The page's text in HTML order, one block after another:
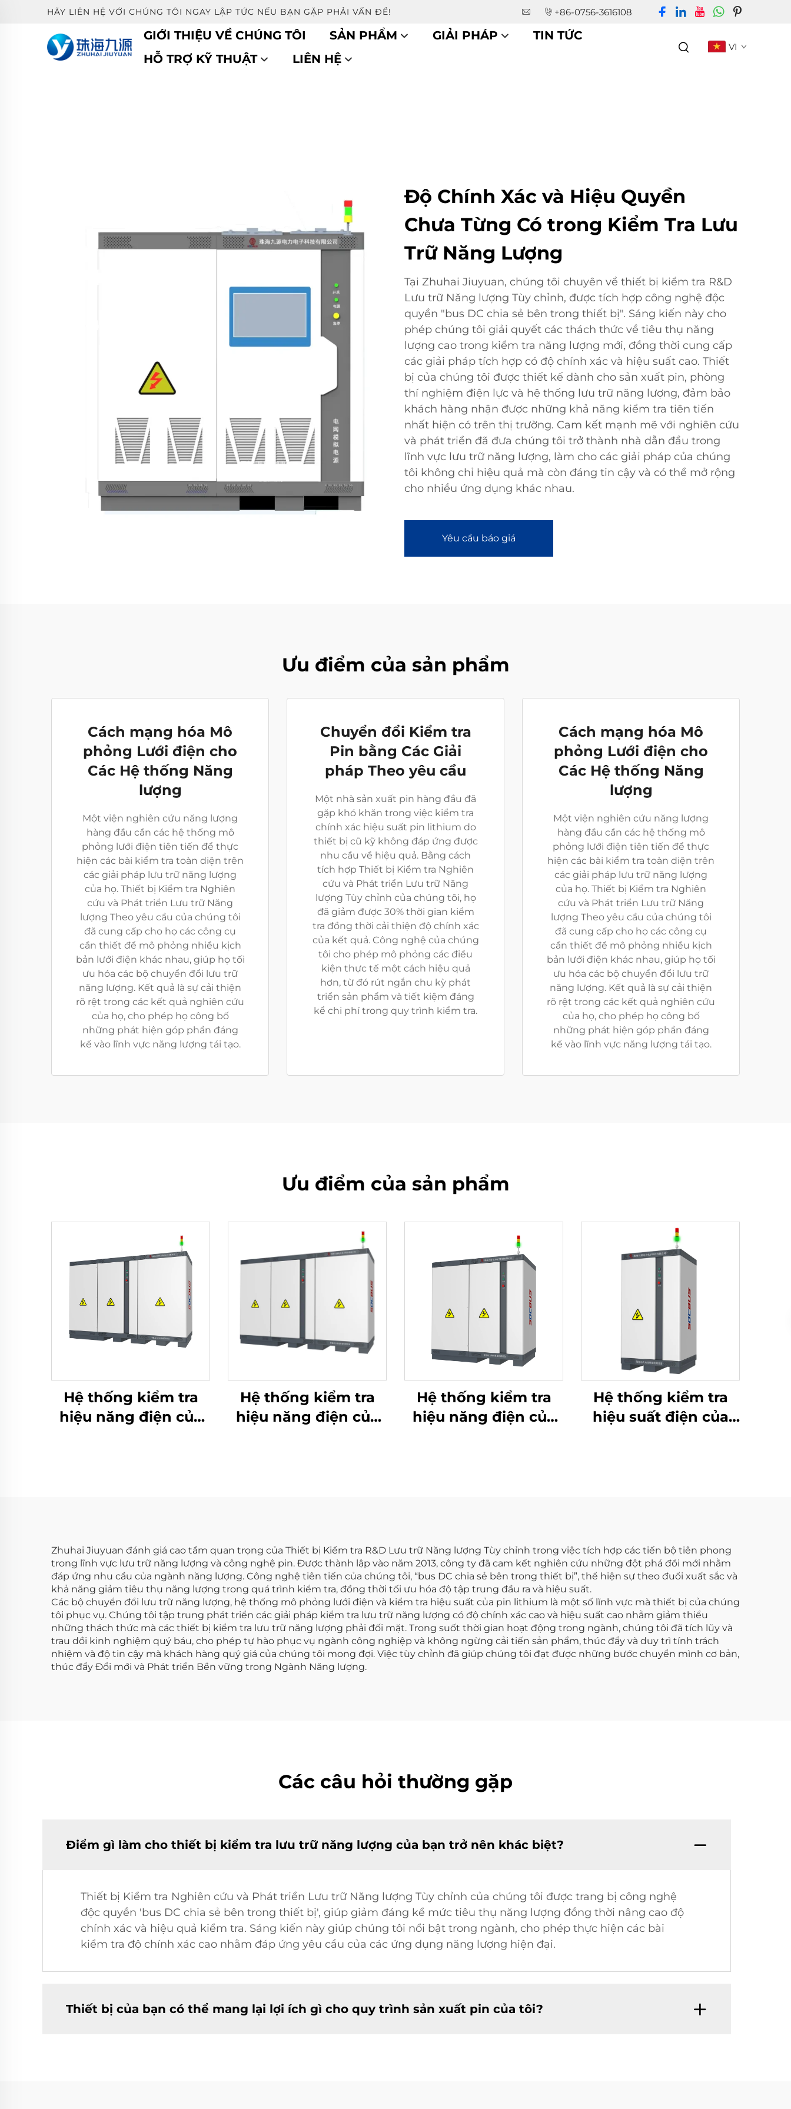
HÃY LIÊN HỆ VỚI CHÚNG TÔI NGAY LẬP TỨC NẾU BẠN GẶP PHẢI VẤN ĐỀ! +86-0756-3616108
GIỚI THIỆU VỀ CHÚNG TÔI SẢN PHẨM GIẢI PHÁP
TIN TỨC
HỖ TRỢ KỸ THUẬT
LIÊN HỆ
VI
Độ Chính Xác và Hiệu Quyền
Chưa Từng Có trong Kiểm Tra Lưu
Trữ Năng Lượng
Tại Zhuhai Jiuyuan, chúng tôi chuyên về thiết bị kiểm tra R&D
Lưu trữ Năng lượng Tùy chỉnh, được tích hợp công nghệ độc
quyền "bus DC chia sẻ bên trong thiết bị". Sáng kiến này cho
phép chúng tôi giải quyết các thách thức về tiêu thụ năng
lượng cao trong kiểm tra năng lượng mới, đồng thời cung cấp
các giải pháp tích hợp có độ chính xác và hiệu suất cao. Thiết
bị của chúng tôi được thiết kế dành cho sản xuất pin, phòng
thí nghiệm điện lực và hệ thống lưu trữ năng lượng, đảm bảo
khách hàng nhận được những khả năng kiểm tra tiên tiến
nhất hiện có trên thị trường. Cam kết mạnh mẽ với nghiên cứu
và phát triển đã đưa chúng tôi trở thành nhà dẫn đầu trong
lĩnh vực lưu trữ năng lượng, làm cho các giải pháp của chúng
tôi không chỉ hiệu quả mà còn đáng tin cậy và có thể mở rộng
cho nhiều ứng dụng khác nhau.
Yêu cầu báo giá
Ưu điểm của sản phẩm
Cách mạng hóa Mô
phỏng Lưới điện cho
Các Hệ thống Năng
lượng
Một viện nghiên cứu năng lượng
hàng đầu cần các hệ thống mô
phỏng lưới điện tiên tiến để thực
hiện các bài kiểm tra toàn diện trên
các giải pháp lưu trữ năng lượng
của họ. Thiết bị Kiểm tra Nghiên
cứu và Phát triển Lưu trữ Năng
lượng Theo yêu cầu của chúng tôi
đã cung cấp cho họ các công cụ
cần thiết để mô phỏng nhiều kịch
bản lưới điện khác nhau, giúp họ tối
ưu hóa các bộ chuyển đổi lưu trữ
năng lượng. Kết quả là sự cải thiện
rõ rệt trong các kết quả nghiên cứu
của họ, cho phép họ công bố
những phát hiện góp phần đáng
kể vào lĩnh vực năng lượng tái tạo.
Chuyển đổi Kiểm tra
Pin bằng Các Giải
pháp Theo yêu cầu
Một nhà sản xuất pin hàng đầu đã
gặp khó khăn trong việc kiểm tra
chính xác hiệu suất pin lithium do
thiết bị cũ kỹ không đáp ứng được
nhu cầu về hiệu quả. Bằng cách
tích hợp Thiết bị Kiểm tra Nghiên
cứu và Phát triển Lưu trữ Năng
lượng Tùy chỉnh của chúng tôi, họ
đã giảm được 30% thời gian kiểm
tra đồng thời cải thiện độ chính xác
của kết quả. Công nghệ của chúng
tôi cho phép mô phỏng các điều
kiện thực tế một cách hiệu quả
hơn, từ đó rút ngắn chu kỳ phát
triển sản phẩm và tiết kiệm đáng
kể chi phí trong quy trình kiểm tra.
Cách mạng hóa Mô
phỏng Lưới điện cho
Các Hệ thống Năng
lượng
Một viện nghiên cứu năng lượng
hàng đầu cần các hệ thống mô
phỏng lưới điện tiên tiến để thực
hiện các bài kiểm tra toàn diện trên
các giải pháp lưu trữ năng lượng
của họ. Thiết bị Kiểm tra Nghiên
cứu và Phát triển Lưu trữ Năng
lượng Theo yêu cầu của chúng tôi
đã cung cấp cho họ các công cụ
cần thiết để mô phỏng nhiều kịch
bản lưới điện khác nhau, giúp họ tối
ưu hóa các bộ chuyển đổi lưu trữ
năng lượng. Kết quả là sự cải thiện
rõ rệt trong các kết quả nghiên cứu
của họ, cho phép họ công bố
những phát hiện góp phần đáng
kể vào lĩnh vực năng lượng tái tạo.
Ưu điểm của sản phẩm
Hệ thống kiểm tra
hiệu năng điện của
Hệ thống kiểm tra
hiệu năng điện của
Hệ thống kiểm tra
hiệu năng điện của
Hệ thống kiểm tra
hiệu suất điện của
Zhuhai Jiuyuan đánh giá cao tầm quan trọng của Thiết bị Kiểm tra R&D Lưu trữ Năng lượng Tùy chỉnh trong việc tích hợp các tiến bộ tiên phong
trong lĩnh vực lưu trữ năng lượng và công nghệ pin. Được thành lập vào năm 2013, công ty đã cam kết nghiên cứu những đột phá đổi mới nhằm
đáp ứng nhu cầu của ngành năng lượng. Công nghệ tiên tiến của chúng tôi, “bus DC chia sẻ bên trong thiết bị”, thể hiện sự theo đuổi xuất sắc và
khả năng giảm tiêu thụ năng lượng trong quá trình kiểm tra, đồng thời tối ưu hóa độ tập trung đầu ra và hiệu suất.
Các bộ chuyển đổi lưu trữ năng lượng, hệ thống mô phỏng lưới điện và kiểm tra hiệu suất của pin lithium là một số lĩnh vực mà thiết bị của chúng
tôi phục vụ. Chúng tôi tập trung phát triển các giải pháp kiểm tra lưu trữ năng lượng có độ chính xác cao và hiệu suất cao nhằm giảm thiểu
những thách thức mà các thiết bị kiểm tra lưu trữ năng lượng phải đối mặt. Trong suốt thời gian hoạt động trong ngành, chúng tôi đã tích lũy và
trau dồi kinh nghiệm quý báu, cho phép tự hào phục vụ ngành công nghiệp và không ngừng cải tiến sản phẩm, thúc đẩy và duy trì tính trách
nhiệm và độ tin cậy mà khách hàng quý giá của chúng tôi mong đợi. Việc tùy chỉnh đã giúp chúng tôi đạt được những bước chuyển mình cơ bản,
thúc đẩy Đổi mới và Phát triển Bền vững trong Ngành Năng lượng.
Các câu hỏi thường gặp
Điểm gì làm cho thiết bị kiểm tra lưu trữ năng lượng của bạn trở nên khác biệt?
Thiết bị Kiểm tra Nghiên cứu và Phát triển Lưu trữ Năng lượng Tùy chỉnh của chúng tôi được trang bị công nghệ
độc quyền 'bus DC chia sẻ bên trong thiết bị', giúp giảm đáng kể mức tiêu thụ năng lượng đồng thời nâng cao độ
chính xác và hiệu quả kiểm tra. Sáng kiến này giúp chúng tôi nổi bật trong ngành, cho phép thực hiện các bài
kiểm tra độ chính xác cao nhằm đáp ứng yêu cầu của các ứng dụng năng lượng hiện đại.
Thiết bị của bạn có thể mang lại lợi ích gì cho quy trình sản xuất pin của tôi?